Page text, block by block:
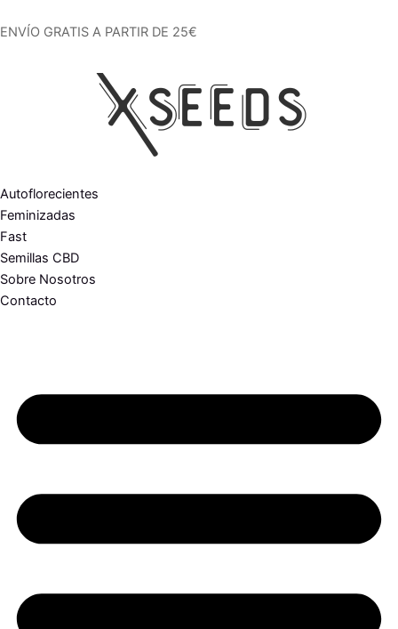
al
ENVÍO GRATIS A PARTIR DE 25€
Autoflorecientes
Feminizadas
Fast
Semillas CBD
Sobre Nosotros
Contacto